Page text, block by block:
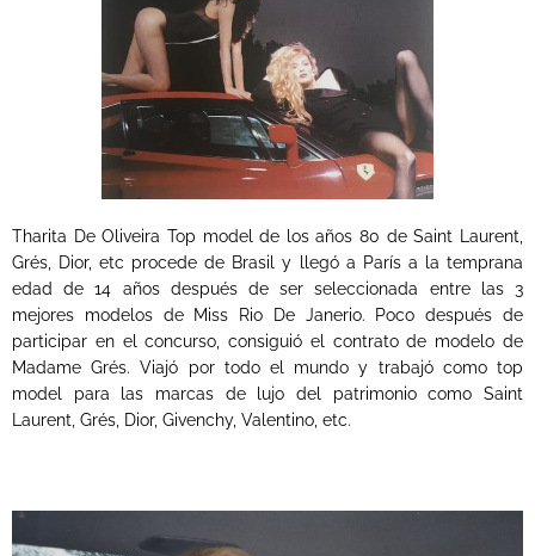
Tharita De Oliveira Top model de los años 80 de Saint Laurent,
Grés, Dior, etc procede de Brasil y llegó a París a la temprana
edad de 14 años después de ser seleccionada entre las 3
mejores modelos de Miss Rio De Janerio. Poco después de
participar en el concurso, consiguió el contrato de modelo de
Madame Grés. Viajó por todo el mundo y trabajó como top
model para las marcas de lujo del patrimonio como Saint
Laurent, Grés, Dior, Givenchy, Valentino, etc.